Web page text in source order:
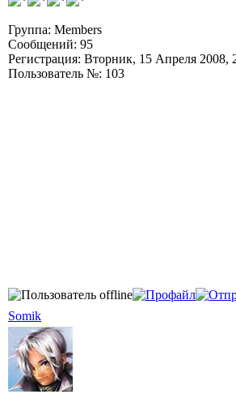
Группа: Members
Сообщений: 95
Регистрация: Вторник, 15 Апреля 2008,
Пользователь №: 103
Somik